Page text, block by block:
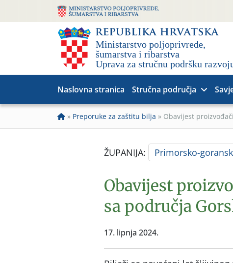
Naslovna stranica Stručna područja
» Preporuke za zaštitu bilja » Obavijest
ŽUPANIJA: Primorsko-
Obavijest
sa područja
17. lipnja 2024.